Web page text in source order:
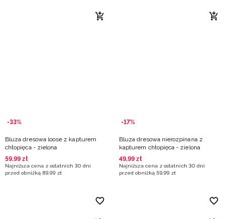
-33%
Bluza dresowa loose z kapturem
chłopięca - zielona
59,99 zł
Najniższa cena z ostatnich 30 dni
przed obniżką 89,99 zł
-17%
Bluza dresowa nierozpinana z
kapturem chłopięca - zielona
49,99 zł
Najniższa cena z ostatnich 30 dni
przed obniżką 59,99 zł